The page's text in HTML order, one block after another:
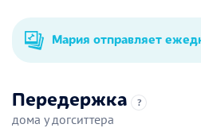
Мария отправляет
Передержка ?
дома у догситтера